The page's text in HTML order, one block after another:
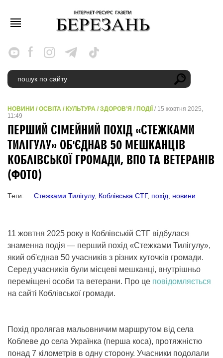
НОВИНИ /ОСВІТА / КУЛЬТУРА /ЗДОРОВ’Я / ПОДІЇ
/ 15 жовтня 2025,
11:49
ПЕРШИЙ СІМЕЙНИЙ ПОХІД «СТЕЖКАМИ
ТИЛІГУЛУ» ОБ'ЄДНАВ 50 МЕШКАНЦІВ
КОБЛІВСЬКОЇ ГРОМАДИ, ВПО ТА ВЕТЕРАНІВ
(ФОТО)
Теги: Стежками Тилігулу, Коблівська СТГ, похід новини
11 жовтня 2025 року в Коблівській СТГ відбулася
знаменна подія — перший похід «Стежками Тилігулу»,
який об'єднав 50 учасників з різних куточків громади.
Серед учасників були місцеві мешканці, внутрішньо
переміщені особи та ветерани. Про це повідомляється
на сайті Коблівської громади.
Похід пролягав мальовничим маршрутом від села
Коблеве до села Українка (перша коса), протяжністю
понад 7 кілометрів в одну сторону. Учасники подолали